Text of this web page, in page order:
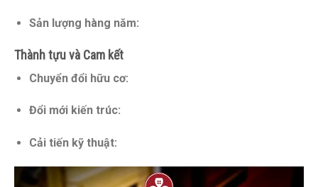
Sản lượng hàng năm:
Thành tựu và Cam kết
Chuyển đổi hữu cơ:
Đổi mới kiến trúc:
Cải tiến kỹ thuật: